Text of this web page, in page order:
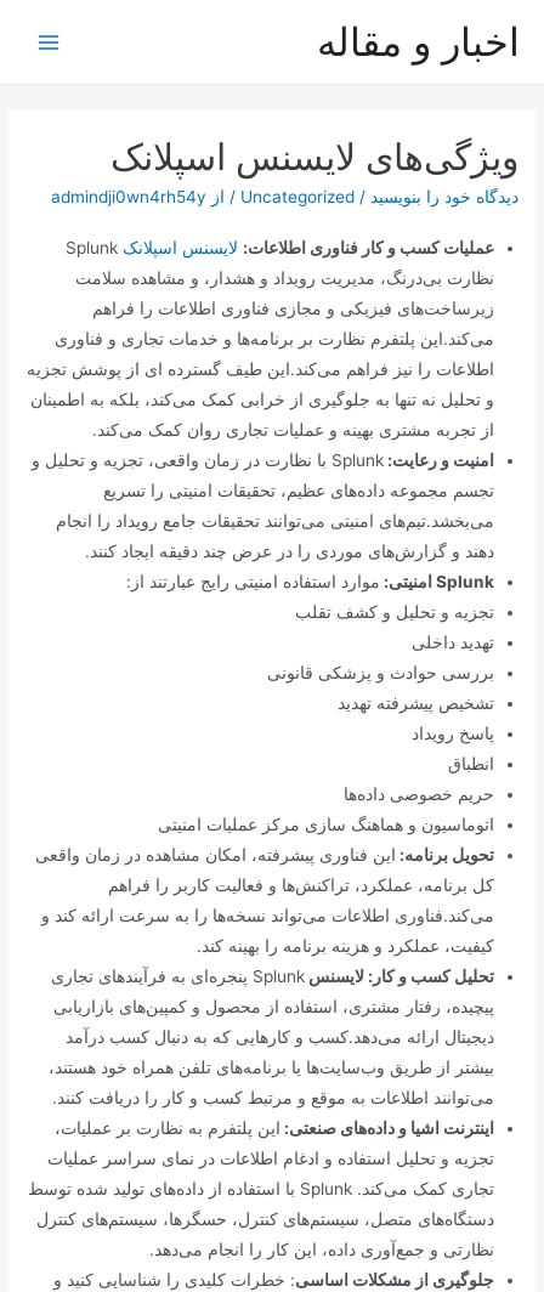
اخبار و مقاله
ویژگی‌های لایسنس اسپلانک
دیدگاه‌ خود را بنویسید /
Uncategorized / از admindji0wn4rh54y
عملیات کسب و کار فناوری اطلاعات: لایسنس اسپلانک Splunk
نظارت بی‌درنگ، مدیریت رویداد و هشدار، و مشاهده سلامت
زیرساخت‌های فیزیکی و مجازی فناوری اطلاعات را فراهم
می‌کند.این پلتفرم نظارت بر برنامه‌ها و خدمات تجاری و فناوری
اطلاعات را نیز فراهم می‌کند.این طیف گسترده ای از پوشش تجزیه
و تحلیل نه تنها به جلوگیری از خرابی کمک می‌کند، بلکه به اطمینان
از تجربه مشتری بهینه و عملیات تجاری روان کمک می‌کند.
امنیت و رعایت:
Splunk با نظارت در زمان واقعی، تجزیه و تحلیل و
تجسم مجموعه داده‌های عظیم، تحقیقات امنیتی را تسریع
می‌بخشد.تیم‌های امنیتی می‌توانند تحقیقات جامع رویداد را انجام
دهند و گزارش‌های موردی را در عرض چند دقیقه ایجاد کنند.
Splunk امنیتی: موارد استفاده امنیتی رایج عبارتند از:
تجزیه و تحلیل و کشف تقلب
تهدید داخلی
بررسی حوادث و پزشکی قانونی
تشخیص پیشرفته تهدید
پاسخ رویداد
انطباق
حریم خصوصی داده‌ها
اتوماسیون و هماهنگ سازی مرکز عملیات امنیتی
تحویل برنامه: این فناوری پیشرفته، امکان مشاهده در زمان واقعی
کل برنامه، عملکرد، تراکنش‌ها و فعالیت کاربر را فراهم
می‌کند.فناوری اطلاعات می‌تواند نسخه‌ها را به سرعت ارائه کند و
کیفیت، عملکرد و هزینه برنامه را بهینه کند.
تحلیل کسب و کار: لایسنس
Splunk پنجره‌ای به فرآیندهای تجاری
پیچیده، رفتار مشتری، استفاده از محصول و کمپین‌های بازاریابی
دیجیتال ارائه می‌دهد.کسب ‌و کارهایی که به دنبال کسب درآمد
بیشتر از طریق وب‌سایت‌ها یا برنامه‌های تلفن همراه خود هستند،
می‌توانند اطلاعات به موقع و مرتبط کسب ‌و کار را دریافت کنند.
اینترنت اشیا و داده‌های صنعتی: این پلتفرم به نظارت بر عملیات،
تجزیه و تحلیل استفاده و ادغام اطلاعات در نمای سراسر عملیات
تجاری کمک می‌کند. Splunk با استفاده از داده‌های تولید شده توسط
دستگاه‌های متصل، سیستم‌های کنترل، حسگرها، سیستم‌های کنترل
نظارتی و جمع‌آوری داده، این کار را انجام می‌دهد.
جلوگیری از مشکلات اساسی: خطرات کلیدی را شناسایی کنید و